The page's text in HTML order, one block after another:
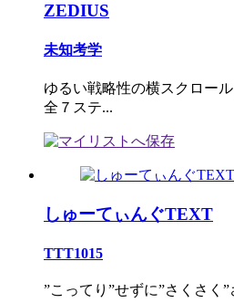
ZEDIUS
未知考学
ゆるい戦略性の横スクロー
全７ステ...
しゅーてぃんぐTEXT
TTT1015
”こってり”せずに”さくさく